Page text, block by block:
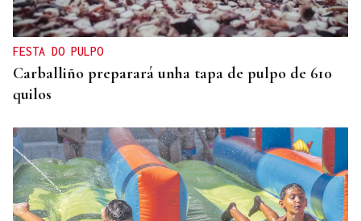
FESTA DO PULPO
Carballiño preparará unha tapa de pulpo de 610
quilos